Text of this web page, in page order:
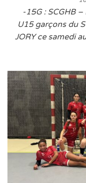
-15G : SCGHB
U15 garçons du
JORY ce samedi